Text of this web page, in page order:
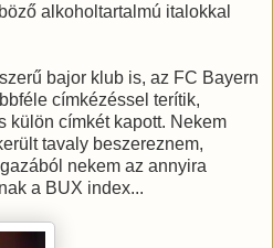
alkoholtartalmú italokkal
bajor klub is, az FC Bayern
címkézéssel terítik,
külön címkét kapott. Nekem
tavaly beszereznem,
nekem az annyira
a BUX index...